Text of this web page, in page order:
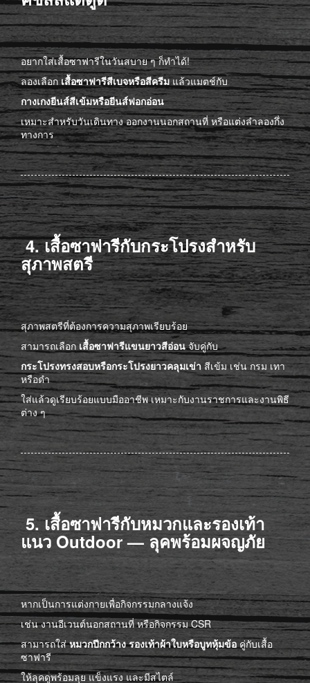
อยากใส่เสื้อซาฟารีในวันสบาย ๆ ก็ทำได้!
ลองเลือกเสื้อซาฟารีสีเบจหรือสีครีมแล้วแมตช์กับ
กางเกงยีนส์สีเข้มหรือยีนส์ฟอกอ่อน
เหมาะสำหรับวันเดินทาง ออกงานนอกสถานที่ หรือแต่งลำลองกึ่ง
ทางการ
4. เสื้อซาฟารีกับกระโปรงสำหรับ
สุภาพสตรี
สุภาพสตรีที่ต้องการความสุภาพเรียบร้อย
สามารถเลือก เสื้อซาฟารีแขนยาวสีอ่อนจับคู่กับ
กระโปรงทรงสอบหรือกระโปรงยาวคลุมเข่า สีเข้ม เช่น กรม เทา
หรือดำ
ใส่แล้วดูเรียบร้อยแบบมืออาชีพ เหมาะกับงานราชการและงานพิธี
ต่าง ๆ
5. เสื้อซาฟารีกับหมวกและรองเท้า
แนว Outdoor — ลุคพร้อมผจญภัย
หากเป็นการแต่งกายเพื่อกิจกรรมกลางแจ้ง
เช่น งานอีเวนต์นอกสถานที่ หรือกิจกรรม CSR
สามารถใส่หมวกปีกกว้าง รองเท้าผ้าใบหรือบูทหุ้มข้อคู่กับเสื้อ
ซาฟารี
ให้ลุคดูพร้อมลุย แข็งแรง และมีสไตล์